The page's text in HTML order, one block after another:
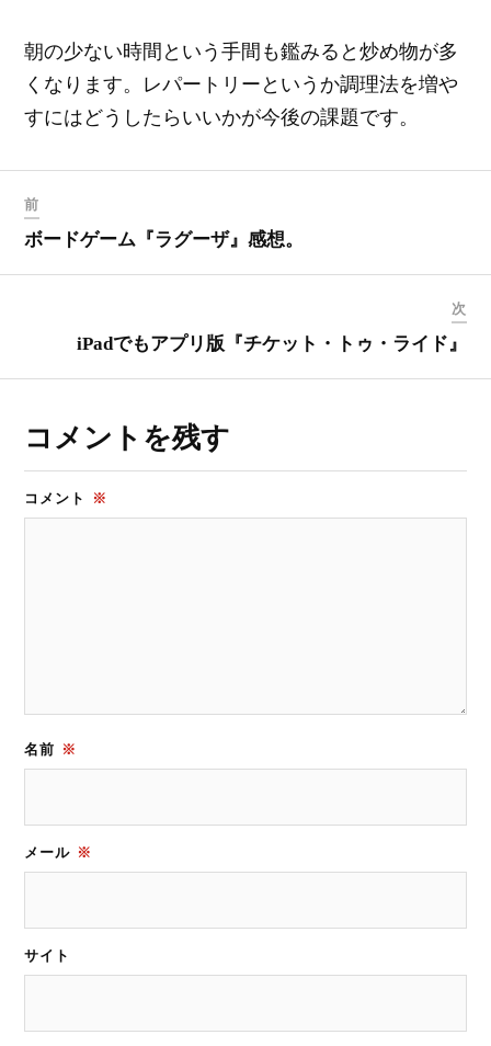
朝の少ない時間という手間も鑑みると炒め物が多
くなります。レパートリーというか調理法を増や
すにはどうしたらいいかが今後の課題です。
前
ボードゲーム『ラグーザ』感想。
次
iPadでもアプリ版『チケット・トゥ・ライド』
コメントを残す
コメント ※
名前 ※
メール ※
サイト